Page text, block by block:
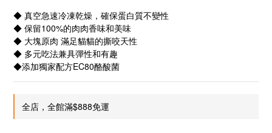
◆ 真空急速冷凍乾燥，確保蛋白質不變性
◆ 保留100%的肉肉香味和美味
◆ 大塊原肉 滿足貓貓的撕咬天性
◆ 多元吃法兼具彈性和有趣
◆添加獨家配方EC80酪酸菌
全店，全館滿$888免運